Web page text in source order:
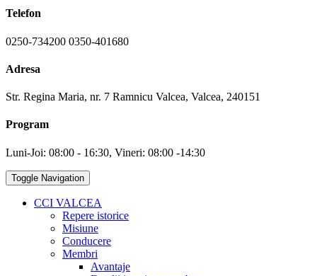
Telefon
0250-734200 0350-401680
Adresa
Str. Regina Maria, nr. 7 Ramnicu Valcea, Valcea, 240151
Program
Luni-Joi: 08:00 - 16:30, Vineri: 08:00 -14:30
Toggle Navigation
CCI VALCEA
Repere istorice
Misiune
Conducere
Membri
Avantaje